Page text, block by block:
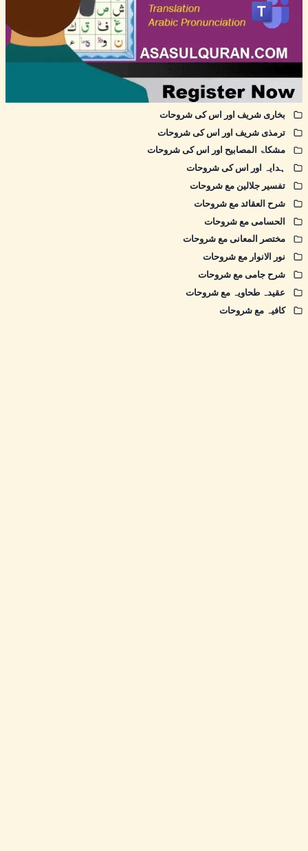
بخاری شریف اور اس کی شروحات
ترمذی شریف اور اس کی شروحات
مشکاۃ المصابیح اور اس کی شروحات
ہدایہ اور اس کی شروحات
تفسیر جلالین مع شروحات
شرح العقائد مع شروحات
الحسامی مع شروحات
مختصر المعانی مع شروحات
نور الانوار مع شروحات
شرح جامی مع شروحات
عقیدہ طحاویہ مع شروحات
کافیہ مع شروحات